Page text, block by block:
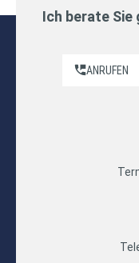
Ich berate Sie
ANRUFEN